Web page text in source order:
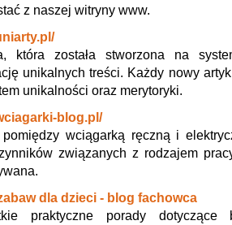
z naszej witryny www.
która została stworzona na
unikalnych treści. Każdy nowy
unikalności oraz merytoryki.
blog.pl/
wciągarką ręczną i
związanych z rodzajem
dla dzieci - blog fachowca
praktyczne porady dotyczące